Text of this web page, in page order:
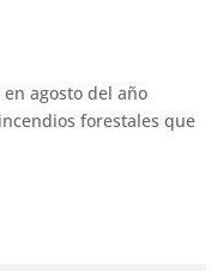
agosto del año
forestales que